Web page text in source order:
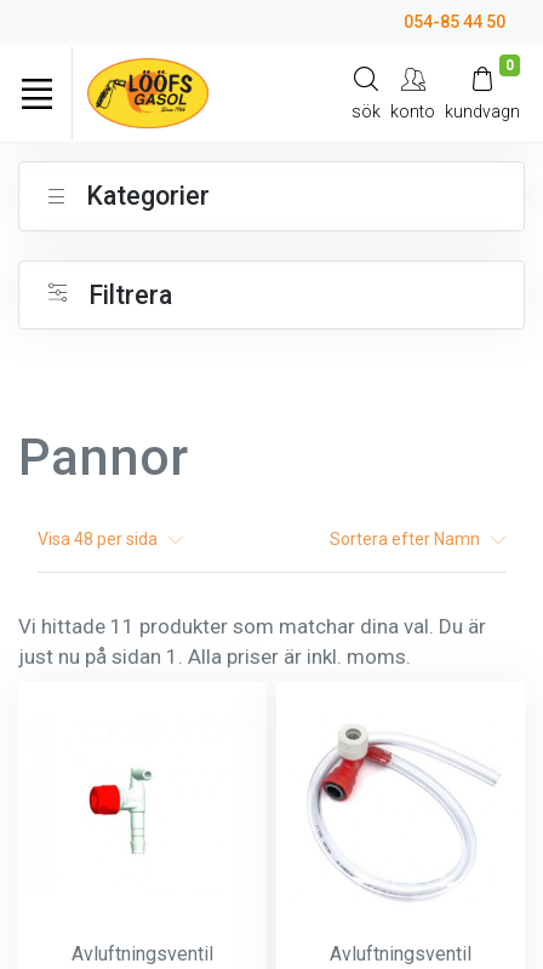
054-85 44 50
sök konto
0
kundvagn
Kategorier
Filtrera
Pannor
Visa48 per sida Sortera efter Namn
Vi hittade 11 produkter som matchar dina val. Du är
just nu på sidan 1. Alla priser är inkl. moms.
Avluftningsventil
Avluftningsventil